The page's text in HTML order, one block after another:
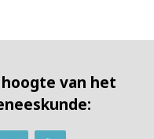
van het